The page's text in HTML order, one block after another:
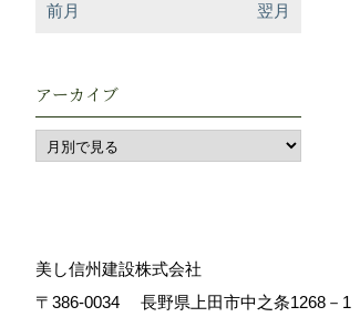
前月 翌月
アーカイブ
美し信州建設株式会社
〒386-0034
長野県上田市中之条1268－1